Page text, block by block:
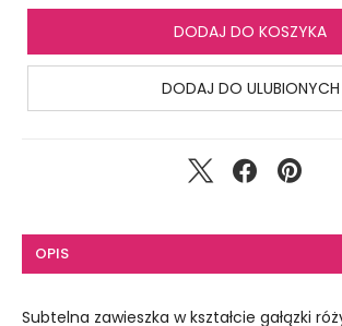
DODAJ DO KOSZYKA
DODAJ DO ULUBIONYCH
OPIS
Subtelna zawieszka w kształcie gałązki